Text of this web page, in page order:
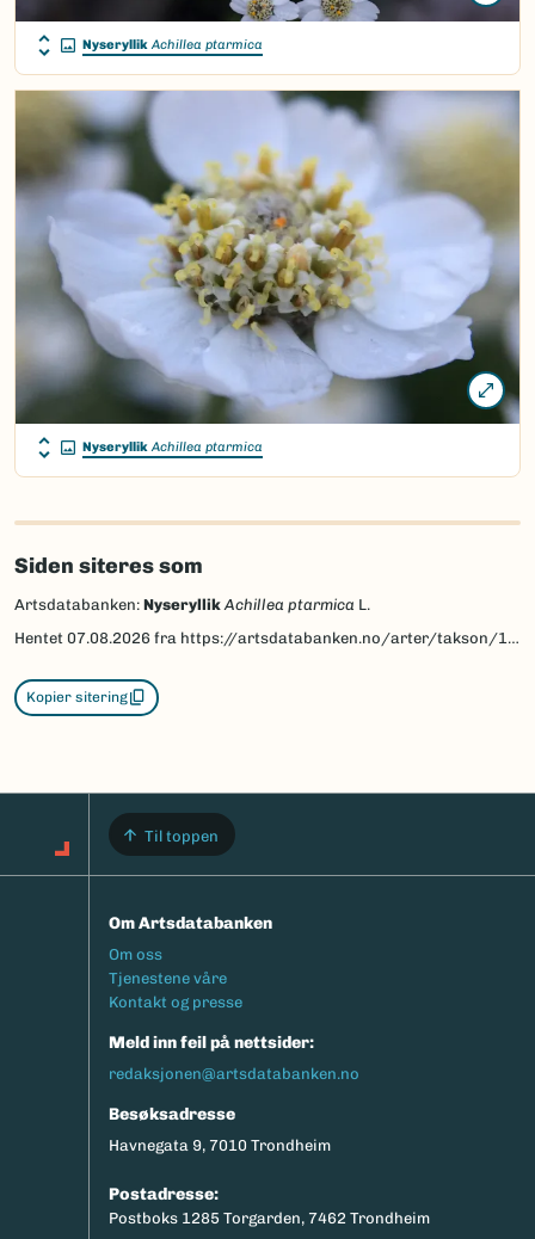
Nyseryllik Achillea ptarmica
Nyseryllik Achillea ptarmica
Siden siteres som
Artsdatabanken: Nyseryllik Achillea ptarmica L.
Hentet 07.08.2026 fra https://artsdatabanken.no/arter/takson/129993
Kopier sitering
Til toppen
Om Artsdatabanken
Footermeny
Om oss
Tjenestene våre
Kontakt og presse
Meld inn feil på nettsider:
redaksjonen@artsdatabanken.no
Besøksadresse
Havnegata 9, 7010 Trondheim
Postadresse:
Postboks 1285 Torgarden, 7462 Trondheim